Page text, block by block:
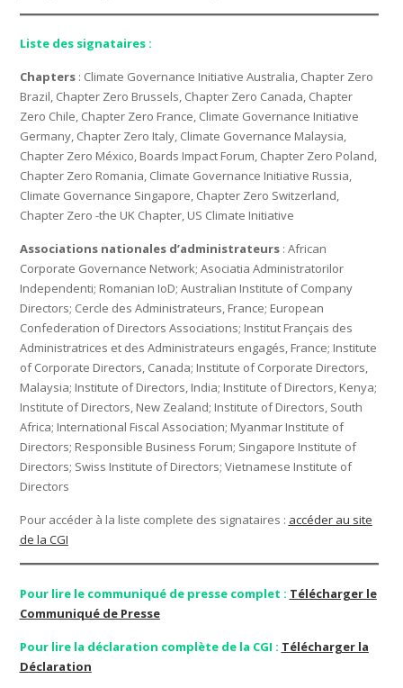
Liste des signataires :
Chapters: Climate Governance Initiative Australia, Chapter Zero
Brazil, Chapter Zero Brussels, Chapter Zero Canada, Chapter
Zero Chile, Chapter Zero France, Climate Governance Initiative
Germany, Chapter Zero Italy, Climate Governance Malaysia,
Chapter Zero México, Boards Impact Forum, Chapter Zero Poland,
Chapter Zero Romania, Climate Governance Initiative Russia,
Climate Governance Singapore, Chapter Zero Switzerland,
Chapter Zero -the UK Chapter, US Climate Initiative
Associations nationales d’administrateurs: African
Corporate Governance Network; Asociatia Administratorilor
Independenti; Romanian IoD; Australian Institute of Company
Directors; Cercle des Administrateurs, France; European
Confederation of Directors Associations; Institut Français des
Administratrices et des Administrateurs engagés, France; Institute
of Corporate Directors, Canada; Institute of Corporate Directors,
Malaysia; Institute of Directors, India; Institute of Directors, Kenya;
Institute of Directors, New Zealand; Institute of Directors, South
Africa; International Fiscal Association; Myanmar Institute of
Directors; Responsible Business Forum; Singapore Institute of
Directors; Swiss Institute of Directors; Vietnamese Institute of
Directors
Pour accéder à la liste complete des signataires : accéder au site
de la CGI
Pour lire le communiqué de presse complet : Télécharger le
Communiqué de Presse
Pour lire la déclaration complète de la CGI : Télécharger la
Déclaration